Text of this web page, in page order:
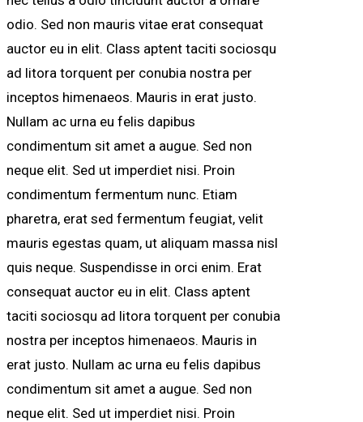
odio. Sed non mauris vitae erat consequat
auctor eu in elit. Class aptent taciti sociosqu
ad litora torquent per conubia nostra per
inceptos himenaeos. Mauris in erat justo.
Nullam ac urna eu felis dapibus
condimentum sit amet a augue. Sed non
neque elit. Sed ut imperdiet nisi. Proin
condimentum fermentum nunc. Etiam
pharetra, erat sed fermentum feugiat, velit
mauris egestas quam, ut aliquam massa nisl
quis neque. Suspendisse in orci enim. Erat
consequat auctor eu in elit. Class aptent
taciti sociosqu ad litora torquent per conubia
nostra per inceptos himenaeos. Mauris in
erat justo. Nullam ac urna eu felis dapibus
condimentum sit amet a augue. Sed non
neque elit. Sed ut imperdiet nisi. Proin